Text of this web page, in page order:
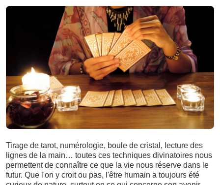
Tirage de tarot, numérologie, boule de cristal, lecture des
lignes de la main… toutes ces techniques divinatoires nous
permettent de connaître ce que la vie nous réserve dans le
futur. Que l'on y croit ou pas, l'être humain a toujours été